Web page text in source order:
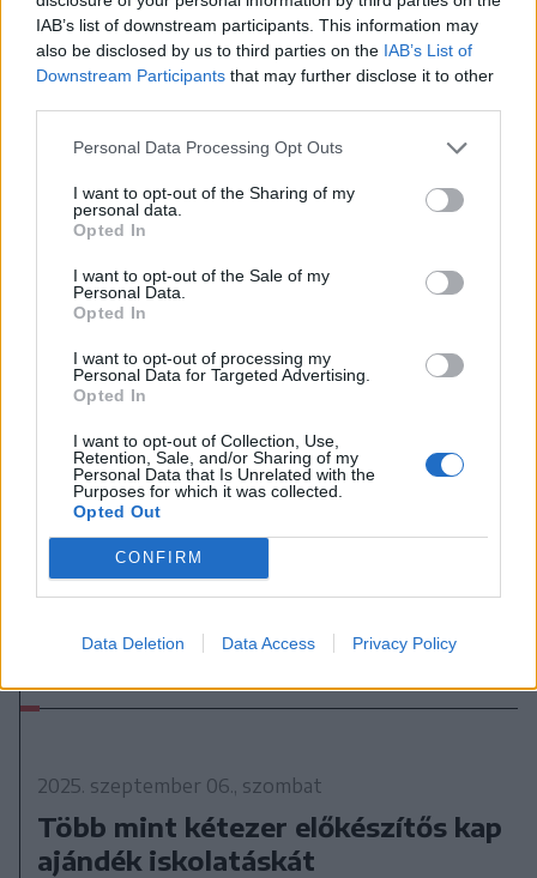
IAB’s list of downstream participants. This information may
also be disclosed by us to third parties on the IAB’s List of
Downstream Participants that may further disclose it to other
Personal Data Processing Opt Outs
I want to opt-out of the Sharing of my
personal data.
Opted In
I want to opt-out of the Sale of my
Personal Data.
Opted In
I want to opt-out of processing my
Personal Data for Targeted Advertising.
Opted In
I want to opt-out of Collection, Use,
Retention, Sale, and/or Sharing of my
Personal Data that Is Unrelated with the
Purposes for which it was collected.
Opted Out
CONFIRM
Data Deletion Data Access Privacy Policy
Septemberfest puliszkával,
főzőversennyel
Huszár- és katonadal-találkozó
2025. szeptember 06., szombat
Több mint kétezer előkészítős kap
ajándék iskolatáskát